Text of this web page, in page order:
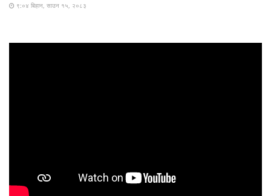
९:०४ बिहान, साउन १५, २०८३